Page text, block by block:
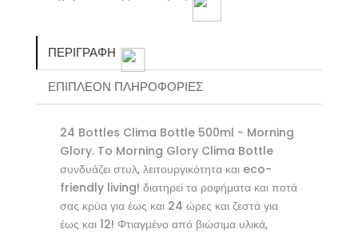
ΠΕΡΙΓΡΑΦΉ
ΕΠΙΠΛΈΟΝ ΠΛΗΡΟΦΟΡΊΕΣ
24 Bottles Clima Bottle 500ml - Morning
Glory. To Morning Glory Clima Bottle
συνδυάζει στυλ, λειτουργικότητα και eco-
friendly living! διατηρεί τα ροφήματα και ποτά
σας κρύα για έως και 24 ώρες και ζεστά για
έως και 12! Φτιαγμένο από βιώσιμα υλικά,